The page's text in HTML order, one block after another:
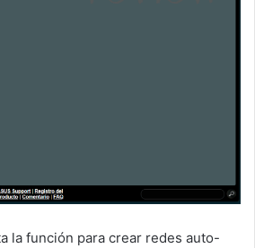
la función para crear redes auto-